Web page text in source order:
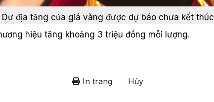
Dư địa tăng của giá vàng được dự báo chưa kết thúc
hiệu tăng khoảng 3 triệu đồng mỗi lượng.
In trang Hủy